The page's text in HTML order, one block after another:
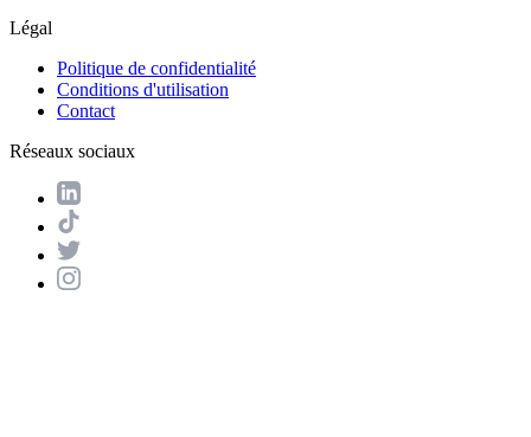
Légal
Politique de confidentialité
Conditions d'utilisation
Contact
Réseaux sociaux